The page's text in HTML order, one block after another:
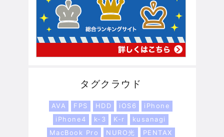
タグクラウド
AVA FPS HDD iOS6
iPhone
iPhone4
k-3 K-r
kusanagi
MacBook Pro
NURO光
PENTAX